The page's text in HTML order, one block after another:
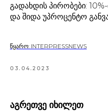
გადახდის პირობები:
და შიდა უპროცენტო
წყარო: INTERPRESSNEWS
03.04.2023
აგრეთვე იხილეთ